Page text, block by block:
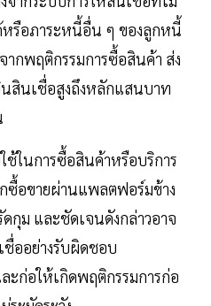
หรือภาระหนี้อื่น ๆ ของลูกหนี้
กพฤติกรรมการซื้อสินค้า ส่ง
นสินเชื่อสูงถึงหลักแสนบาท
ช้ในการซื้อสินค้าหรือบริการ
อขายผ่านแพลตฟอร์มข้าง
กุม และชัดเจนดังกล่าวอาจ
ออย่างรับผิดชอบ
ะก่อให้เกิดพฤติกรรมการก่อ